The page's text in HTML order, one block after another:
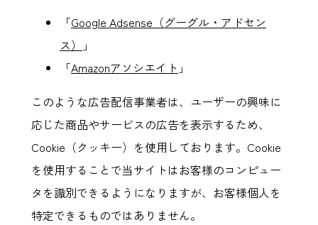
「Google Adsense（グーグル・アドセン
ス）
」
「Amazonアソシエイト 」
このような広告配信事業者は、ユーザーの興味に
応じた商品やサービスの広告を表示するため、
Cookie（クッキー）を使用しております。Cookie
を使用することで当サイトはお客様のコンピュー
タを識別できるようになりますが、お客様個人を
特定できるものではありません。